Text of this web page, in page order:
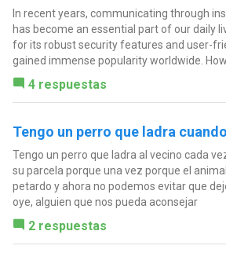
In recent years, communicating through
has become an essential part of our daily
for its robust security features and user-
gained immense popularity worldwide.
4 respuestas
Tengo un perro que ladra
Tengo un perro que ladra al vecino cada
su parcela porque una vez porque el
petardo y ahora no podemos evitar que
oye, alguien que nos pueda aconsejar
2 respuestas